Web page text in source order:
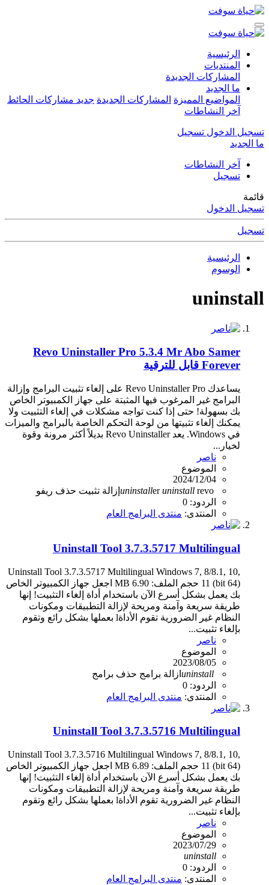
الرئيسية
المنتديات
المشاركات الجديدة
ما الجديد
المواضيع المميزة المشاركات الجديدة جديد مشاركات الحائط
آخر النشاطات
تسجيل الدخول تسجيل
ما الجديد
آخر النشاطات
تسجيل
قائمة
تسجيل الدخول
تسجيل
الرئيسية
الوسوم
uninstall
Revo Uninstaller Pro 5.3.4 Mr Abo Samer
Forever قابل للترقية
يساعدك Revo Uninstaller Pro على إلغاء تثبيت البرامج وإزالة
البرامج غير المرغوب فيها المثبتة على جهاز الكمبيوتر الخاص
بك بسهولة! حتى إذا كنت تواجه مشكلات في إلغاء التثبيت ولا
يمكنك إلغاء تثبيتها من لوحة التحكم الخاصة بالبرامج والميزات
في Windows. يعد Revo Uninstaller بديلاً أكثر مرونة وقوة
لخيار...
ناصر
الموضوع
2024/12/04
revo
uninstall
uninstaller إزالة تثبيت حذف ريفو
الردود: 0
المنتدى: منتدى البرامج العام
Uninstall Tool 3.7.3.5717 Multilingual
Uninstall Tool 3.7.3.5717 Multilingual Windows 7, 8/8.1, 10,
11 (bit 64) حجم الملف: 6.90 MB اجعل جهاز الكمبيوتر الخاص
بك يعمل بشكل أسرع الآن باستخدام أداة إلغاء التثبيت! إنها
طريقة سريعة وآمنة ومريحة لإزالة التطبيقات ومكونات
النظام غير الضرورية تقوم الأداةl بعملها بشكل رائع وتقوم
بإلغاء تثبيت...
ناصر
الموضوع
2023/08/05
uninstall ازالة برامج حذف برامج
الردود: 0
المنتدى: منتدى البرامج العام
Uninstall Tool 3.7.3.5716 Multilingual
Uninstall Tool 3.7.3.5716 Multilingual Windows 7, 8/8.1, 10,
11 (bit 64) حجم الملف: 6.89 MB اجعل جهاز الكمبيوتر الخاص
بك يعمل بشكل أسرع الآن باستخدام أداة إلغاء التثبيت! إنها
طريقة سريعة وآمنة ومريحة لإزالة التطبيقات ومكونات
النظام غير الضرورية تقوم الأداةl بعملها بشكل رائع وتقوم
بإلغاء تثبيت...
ناصر
الموضوع
2023/07/29
uninstall
الردود: 0
المنتدى: منتدى البرامج العام